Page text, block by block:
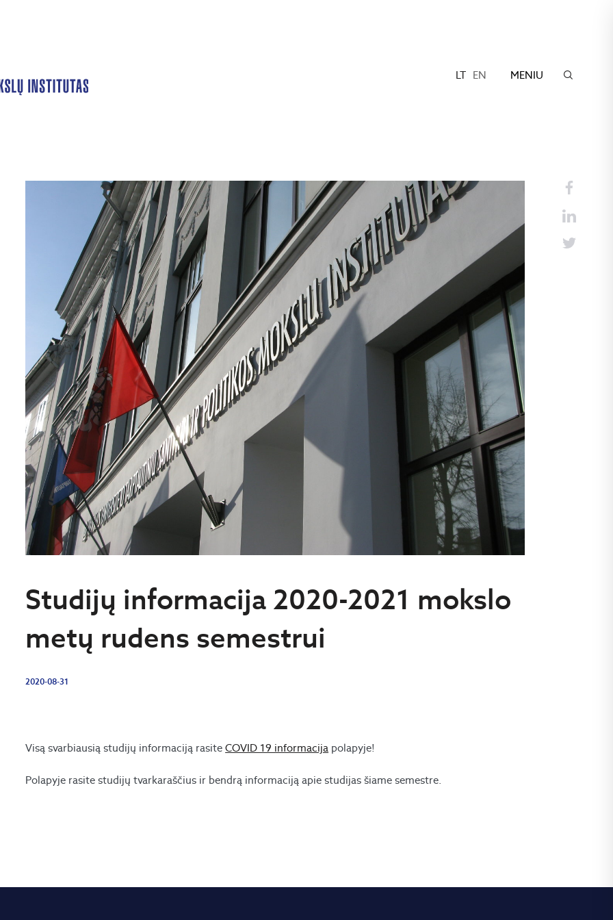
LT EN MENIU
Studijų informacija 2020-2021 mokslo
metų rudens semestrui
2020-08-31
Visą svarbiausią studijų informaciją rasiteCOVID 19 informacija polapyje!
Polapyje rasite studijų tvarkaraščius ir bendrą informaciją apie studijas šiame semestre.